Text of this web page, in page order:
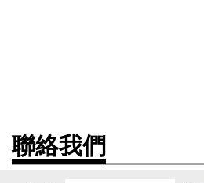
聯絡我們